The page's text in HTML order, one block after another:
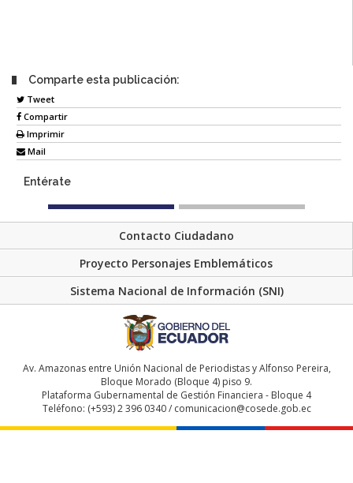
Comparte esta publicación:
Tweet
Compartir
Imprimir
Mail
Entérate
Contacto Ciudadano
Proyecto Personajes Emblemáticos
Sistema Nacional de Información (SNI)
Av. Amazonas entre Unión Nacional de Periodistas y Alfonso Pereira,
Bloque Morado (Bloque 4) piso 9.
Plataforma Gubernamental de Gestión Financiera - Bloque 4
Teléfono: (+593) 2 396 0340 / comunicacion@cosede.gob.ec